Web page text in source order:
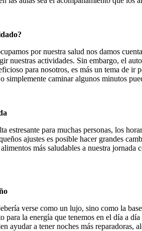
por nuestra salud nos damos
nuestras actividades. Sin embargo, el
para nosotros, es más un tema de
simplemente caminar algunos minutos
estresante para muchas personas, los
ajustes es posible hacer grandes
más saludables a nuestra
verse como un lujo, sino como la
para la energía que tenemos en el día a
ayudar a tener noches más